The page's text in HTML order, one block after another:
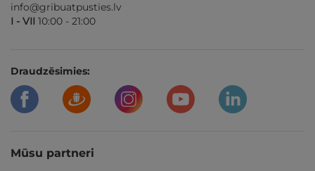
info@gribuatpusties.lv
I - VII 10:00 - 21:00
Draudzēsimies:
Mūsu partneri